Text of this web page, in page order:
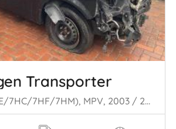
Transporter
Multivan T5 (7E/7HC/7HF/7HM), MPV, 2003 / 2015 2.5 Tdi